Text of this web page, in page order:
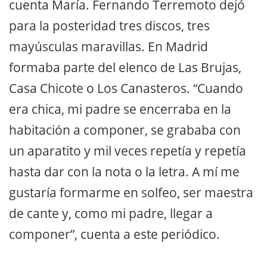
cuenta María. Fernando Terremoto dejó
para la posteridad tres discos, tres
mayúsculas maravillas. En Madrid
formaba parte del elenco de Las Brujas,
Casa Chicote o Los Canasteros. “Cuando
era chica, mi padre se encerraba en la
habitación a componer, se grababa con
un aparatito y mil veces repetía y repetía
hasta dar con la nota o la letra. A mí me
gustaría formarme en solfeo, ser maestra
de cante y, como mi padre, llegar a
componer”, cuenta a este periódico.